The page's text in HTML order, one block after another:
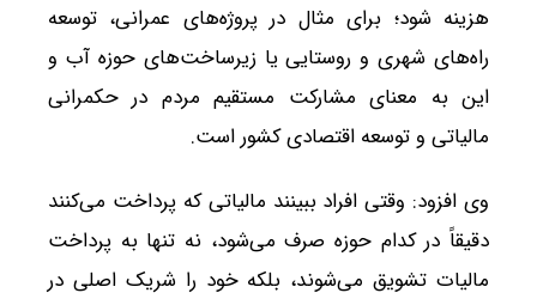
هزینه شود؛ برای مثال در پروژه‌های عمرانی، توسعه
راه‌های شهری و روستایی یا زیرساخت‌های حوزه آب و
این به معنای مشارکت مستقیم مردم در حکمرانی
مالیاتی و توسعه اقتصادی کشور است.
وی افزود: وقتی افراد ببینند مالیاتی که پرداخت می‌کنند
دقیقاً در کدام حوزه صرف می‌شود، نه تنها به پرداخت
مالیات تشویق می‌شوند، بلکه خود را شریک اصلی در